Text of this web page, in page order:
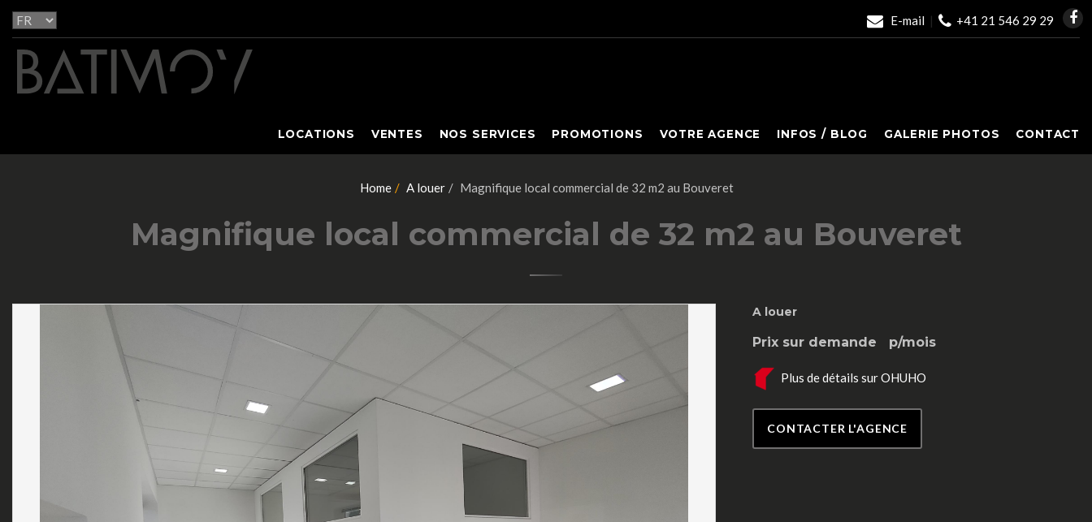
E-mail | +41 21 546 29 29
LOCATIONS VENTES NOS SERVICES PROMOTIONS VOTRE AGENCE INFOS / BLOG GALERIE PHOTOS CONTACT
Home A louer Magnifique local commercial de 32 m2 au Bouveret
Magnifique local commercial de 32 m2 au Bouveret
A louer
Prix sur demande p/mois
Plus de détails sur OHUHO
CONTACTER L'AGENCE